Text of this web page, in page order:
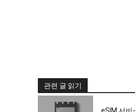
관련 글 읽기
eSIM 서비